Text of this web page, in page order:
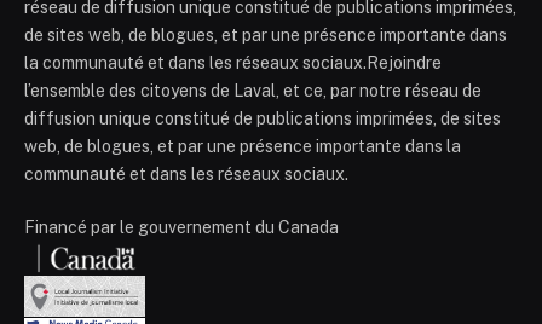
réseau de diffusion unique constitué de publications imprimées,
de sites web, de blogues, et par une présence importante dans
la communauté et dans les réseaux sociaux.Rejoindre
l’ensemble des citoyens de Laval, et ce, par notre réseau de
diffusion unique constitué de publications imprimées, de sites
web, de blogues, et par une présence importante dans la
communauté et dans les réseaux sociaux.
Financé par le gouvernement du Canada